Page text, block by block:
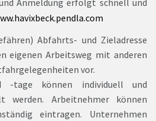
Abfahrts- und Zieladresse
eigenen Arbeitsweg mit anderen
vor.
-tage können individuell und
werden. Arbeitnehmer können
eintragen. Unternehmen